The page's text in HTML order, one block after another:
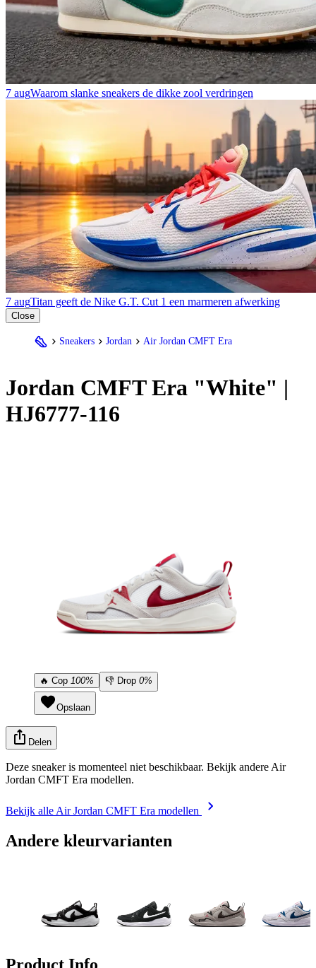
7 augWaarom slanke sneakers de dikke zool verdringen
7 augTitan geeft de Nike G.T. Cut 1 een marmeren afwerking
Close
Sneakers Jordan Air Jordan CMFT Era
Jordan CMFT Era "White" |
HJ6777-116
🔥 Cop 100% 👎 Drop 0%
Opslaan
Delen
Deze sneaker is momenteel niet beschikbaar. Bekijk andere Air
Jordan CMFT Era modellen.
Bekijk alle Air Jordan CMFT Era modellen
Andere kleurvarianten
Product Info